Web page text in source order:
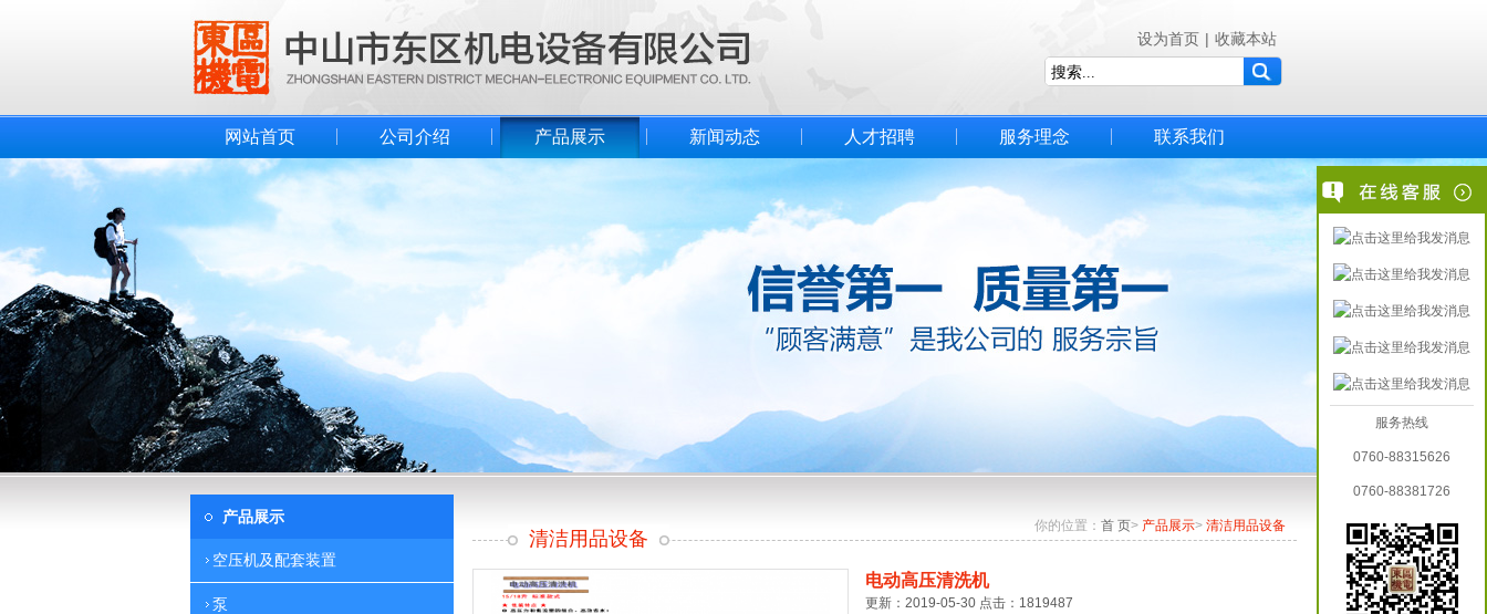
设为首页 | 收藏本站
网站首页 公司介绍 产品展示 新闻动态 人才招聘 服务理念 联系我们
产品展示
空压机及配套装置
泵
你的位置： 首 页> 产品展示> 清洁用品设备
清洁用品设备
电动高压清洗机
更新：2019-05-30 点击：1819487
服务热线
0760-88315626
0760-88381726